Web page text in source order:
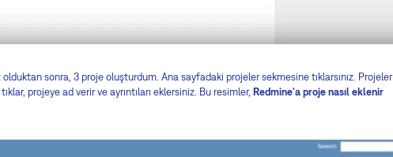
olduktan sonra, 3 proje oluşturdum. Ana sayfadaki projeler sekmesine tıklarsınız. Projeler
projeye ad verir ve ayrıntıları eklersiniz. Bu resimler, Redmine'a proje nasıl eklenir